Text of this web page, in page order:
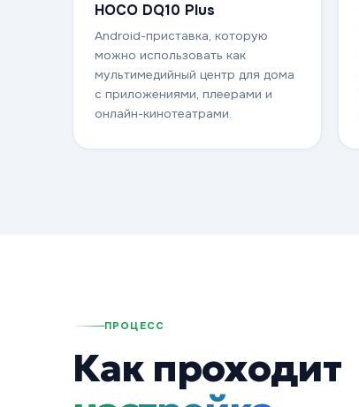
HOCO DQ10 Plus
Android-приставка, которую
можно использовать как
мультимедийный центр для дома
с приложениями, плеерами и
онлайн-кинотеатрами.
ПРОЦЕСС
Как проходит